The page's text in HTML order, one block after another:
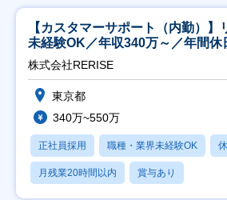
【カスタマーサポート（内勤）】
未経験OK／年収340万～／年間休
株式会社RERISE
東京都
340万~550万
正社員採用 職種・業界未経験OK
月残業20時間以内 賞与あり